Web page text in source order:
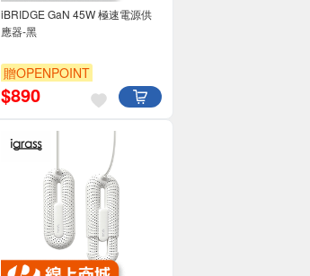
iBRIDGE GaN 45W 極速電源供
應器-黑
贈OPENPOINT
$890